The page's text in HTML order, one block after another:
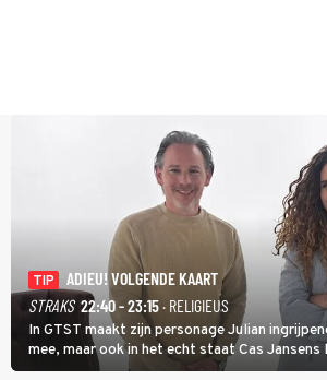
TIP
ADIEU! VOLGENDE KAART
STRAKS 22:40 - 23:15· RELIGIEUS
In GTST maakt zijn personage Julian
mee, maar ook in het echt staat Cas
vertelt hij in Adieu! Volgende Kaart.